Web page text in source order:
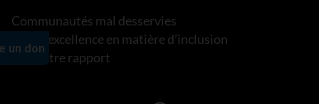
Communautés mal desservies
Plan d’excellence en matière d’inclusion
Lire notre rapport